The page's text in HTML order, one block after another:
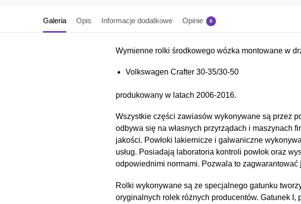
Galeria Opis Informacje dodatkowe Opinie 0
Wymienne rolki środkowego wózka montowane w
Volkswagen Crafter 30-35/30-50
produkowany w latach 2006-2016.
Wszystkie części zawiasów wykonywane są przez
odbywa się na własnych przyrządach i maszynach
jakości. Powłoki lakiernicze i galwaniczne
usług. Posiadają laboratoria kontroli powłok oraz
odpowiednimi normami. Pozwala to
Rolki wykonywane są ze specjalnego gatunku
oryginalnych rolek różnych producentów. Gatunek